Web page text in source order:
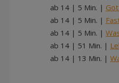
ab 14 | 5 Min. |
ab 14 | 5 Min. |
ab 14 | 5 Min. |
ab 14 | 51 Min. |
ab 14 | 13 Min. |